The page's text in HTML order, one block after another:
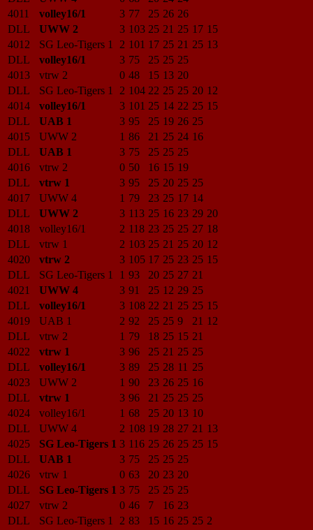
4011
volley16/1 3 77 25 26 26
DLL
UWW 2 3 103 25 21 25 17 15
4012
SG Leo-Tigers 1 2 101 17 25 21 25 13
DLL
volley16/1 3 75 25 25 25
4013
vtrw 2 0 48 15 13 20
DLL
SG Leo-Tigers 1 2 104 22 25 25 20 12
4014
volley16/1 3 101 25 14 22 25 15
DLL
UAB 1 3 95 25 19 26 25
4015
UWW 2 1 86 21 25 24 16
DLL
UAB 1 3 75 25 25 25
4016
vtrw 2 0 50 16 15 19
DLL
vtrw 1 3 95 25 20 25 25
4017
UWW 4 1 79 23 25 17 14
DLL
UWW 2 3 113 25 16 23 29 20
4018
volley16/1 2 118 23 25 25 27 18
DLL
vtrw 1 2 103 25 21 25 20 12
4020
vtrw 2 3 105 17 25 23 25 15
DLL
SG Leo-Tigers 1 1 93 20 25 27 21
4021
UWW 4 3 91 25 12 29 25
DLL
volley16/1 3 108 22 21 25 25 15
4019
UAB 1 2 92 25 25 9 21 12
DLL
vtrw 2 1 79 18 25 15 21
4022
vtrw 1 3 96 25 21 25 25
DLL
volley16/1 3 89 25 28 11 25
4023
UWW 2 1 90 23 26 25 16
DLL
vtrw 1 3 96 21 25 25 25
4024
volley16/1 1 68 25 20 13 10
DLL
UWW 4 2 108 19 28 27 21 13
4025
SG Leo-Tigers 1 3 116 25 26 25 25 15
DLL
UAB 1 3 75 25 25 25
4026
vtrw 1 0 63 20 23 20
DLL
SG Leo-Tigers 1 3 75 25 25 25
4027
vtrw 2 0 46 7 16 23
DLL
SG Leo-Tigers 1 2 83 15 16 25 25 2